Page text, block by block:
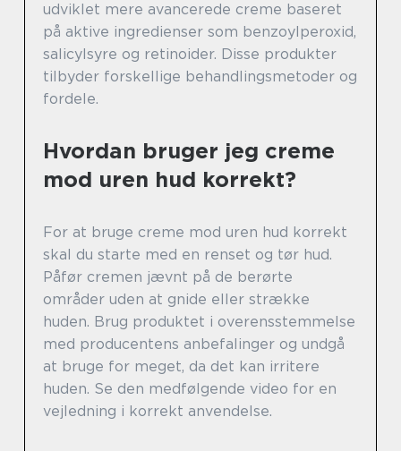
udviklet mere avancerede creme baseret
på aktive ingredienser som benzoylperoxid,
salicylsyre og retinoider. Disse produkter
tilbyder forskellige behandlingsmetoder og
fordele.
Hvordan bruger jeg creme
mod uren hud korrekt?
For at bruge creme mod uren hud korrekt
skal du starte med en renset og tør hud.
Påfør cremen jævnt på de berørte
områder uden at gnide eller strække
huden. Brug produktet i overensstemmelse
med producentens anbefalinger og undgå
at bruge for meget, da det kan irritere
huden. Se den medfølgende video for en
vejledning i korrekt anvendelse.